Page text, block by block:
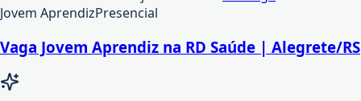
Jovem AprendizPresencial
Vaga Jovem Aprendiz na RD Saúde | Alegrete/RS